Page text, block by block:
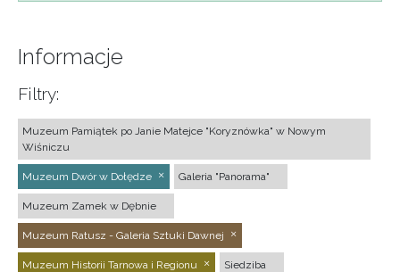
Informacje
Filtry:
Muzeum Pamiątek po Janie Matejce "Koryznówka" w Nowym
Wiśniczu
Muzeum Dwór w Dołędze Galeria "Panorama"
Muzeum Zamek w Dębnie
Muzeum Ratusz - Galeria Sztuki Dawnej
Muzeum Historii Tarnowa i Regionu Siedziba